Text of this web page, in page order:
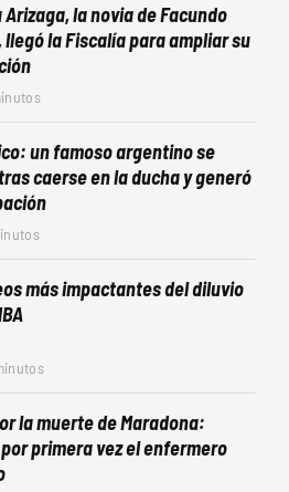
Arizaga, la novia de Facundo
llegó la Fiscalía para ampliar su
un famoso argentino se
caerse en la ducha y generó
más impactantes del diluvio
la muerte de Maradona:
primera vez el enfermero